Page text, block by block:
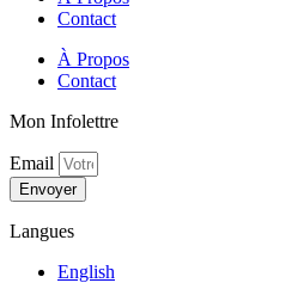
Contact
À Propos
Contact
Mon Infolettre
Email
Envoyer
Langues
English